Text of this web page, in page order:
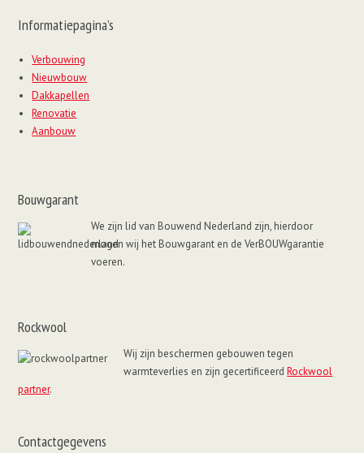
Informatiepagina’s
Verbouwing
Nieuwbouw
Dakkapellen
Renovatie
Aanbouw
Bouwgarant
We zijn lid van Bouwend Nederland zijn, hierdoor
mogen wij het Bouwgarant en de VerBOUWgarantie
voeren.
Rockwool
Wij zijn beschermen gebouwen tegen
warmteverlies en zijn gecertificeerdRockwool
partner.
Contactgegevens